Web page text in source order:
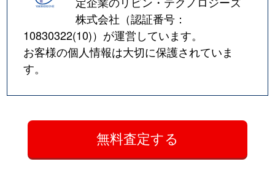
株式会社（認証番号：
10830322(10)）が運営しています。
お客様の個人情報は大切に保護されていま
す。